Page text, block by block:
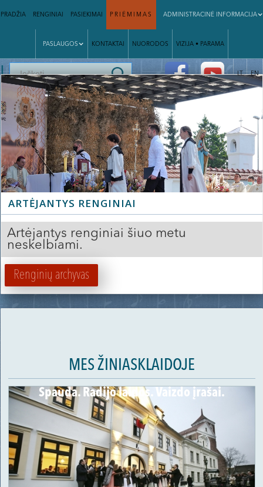
PRADŽIA RENGINIAI PASIEKIMAI PRIĖMIMAS ADMINISTRACINĖ INFORMACIJA
PASLAUGOS KONTAKTAI NUORODOS VIZIJA • PARAMA
| LT EN
ARTĖJANTYS RENGINIAI
Artėjantys renginiai šiuo metu
neskelbiami.
Renginių archyvas
MES ŽINIASKLAIDOJE
Spauda. Radijo laidos. Vaizdo įrašai.